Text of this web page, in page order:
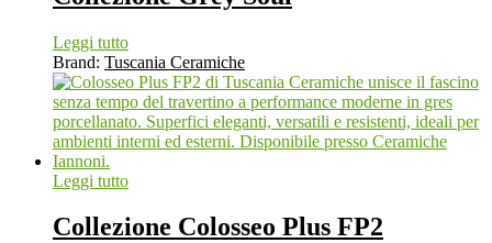
Leggi tutto
Brand: Tuscania Ceramiche
Leggi tutto
Collezione Colosseo Plus FP2